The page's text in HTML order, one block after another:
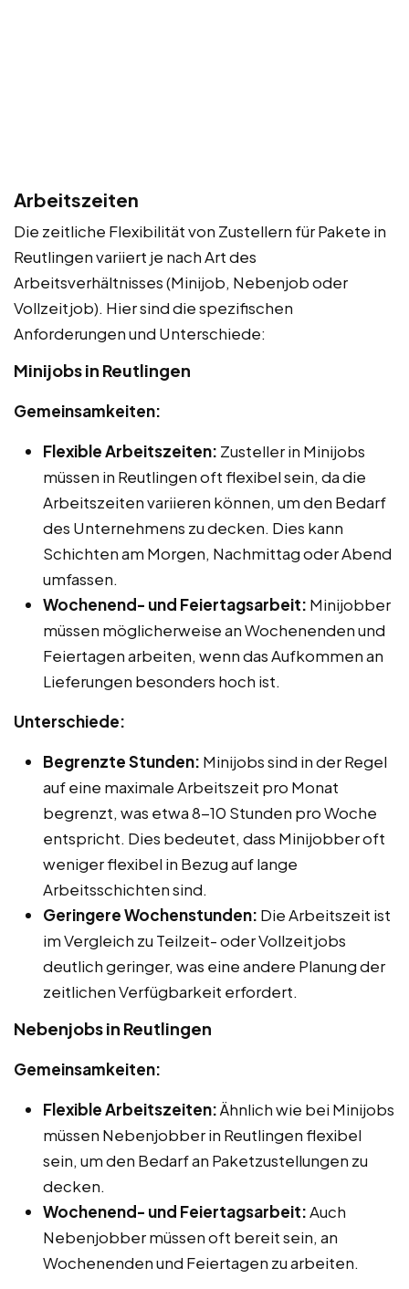
Arbeitszeiten
Die zeitliche Flexibilität von Zustellern für Pakete in
Reutlingen variiert je nach Art des
Arbeitsverhältnisses (Minijob, Nebenjob oder
Vollzeitjob). Hier sind die spezifischen
Anforderungen und Unterschiede:
Minijobs in Reutlingen
Gemeinsamkeiten:
Flexible Arbeitszeiten: Zusteller in Minijobs
müssen in Reutlingen oft flexibel sein, da die
Arbeitszeiten variieren können, um den Bedarf
des Unternehmens zu decken. Dies kann
Schichten am Morgen, Nachmittag oder Abend
umfassen.
Wochenend- und Feiertagsarbeit: Minijobber
müssen möglicherweise an Wochenenden und
Feiertagen arbeiten, wenn das Aufkommen an
Lieferungen besonders hoch ist.
Unterschiede:
Begrenzte Stunden: Minijobs sind in der Regel
auf eine maximale Arbeitszeit pro Monat
begrenzt, was etwa 8-10 Stunden pro Woche
entspricht. Dies bedeutet, dass Minijobber oft
weniger flexibel in Bezug auf lange
Arbeitsschichten sind.
Geringere Wochenstunden: Die Arbeitszeit ist
im Vergleich zu Teilzeit- oder Vollzeitjobs
deutlich geringer, was eine andere Planung der
zeitlichen Verfügbarkeit erfordert.
Nebenjobs in Reutlingen
Gemeinsamkeiten:
Flexible Arbeitszeiten:Ähnlich wie bei Minijobs
müssen Nebenjobber in Reutlingen flexibel
sein, um den Bedarf an Paketzustellungen zu
decken.
Wochenend- und Feiertagsarbeit:Auch
Nebenjobber müssen oft bereit sein, an
Wochenenden und Feiertagen zu arbeiten.